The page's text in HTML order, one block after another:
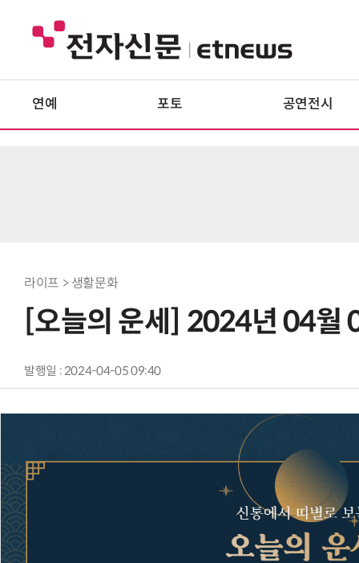
연예 포토 공연전시
라이프 > 생활문화
[오늘의 운세] 2024년 04월
발행일 : 2024-04-05 09:40